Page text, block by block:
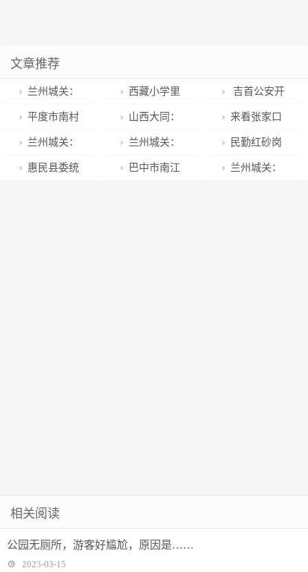
文章推荐
兰州城关：
环卫工人拾金
不昧获点赞
西藏小学里
的藏语文教育
吉首公安开
展防拐骗宣传
活动
平度市南村
镇： “黄河大
集”送知识 宣
山西大同：
云冈区多措并
举奏响春耕备
来看张家口
赤城县压捆机
让秸秆变废为
兰州城关：
深沟桥社区开
兰州城关：
甘家巷社区志
民勤红砂岗
林业工作区
惠民县委统 巴中市南江 兰州城关：
相关阅读
公园无厕所，游客好尴尬，原因是……
2023-03-15